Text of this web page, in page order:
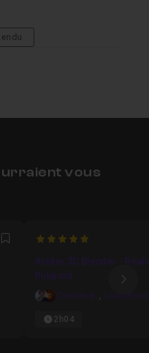
vous
Favori
5
Atelier 3D Blender -
Polaroïd
Camille B. ,
2h04